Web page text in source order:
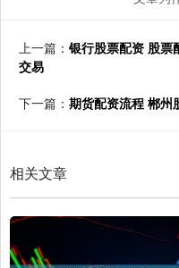
上一篇： 银行股票配资 股票
交易
下一篇： 期货配资流程 郴州
相关文章